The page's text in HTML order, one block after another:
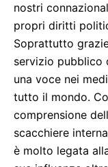
nostri
propri diritti
Soprattutto
servizio pubblico
una voce nei
tutto il mondo.
comprensione
scacchiere
è molto legata